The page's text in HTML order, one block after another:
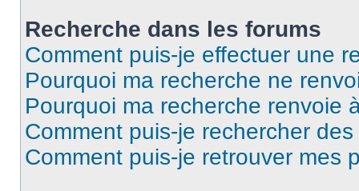
Recherche dans les forums
Comment puis-je effectuer une
Pourquoi ma recherche ne
Pourquoi ma recherche renvoie
Comment puis-je rechercher
Comment puis-je retrouver mes